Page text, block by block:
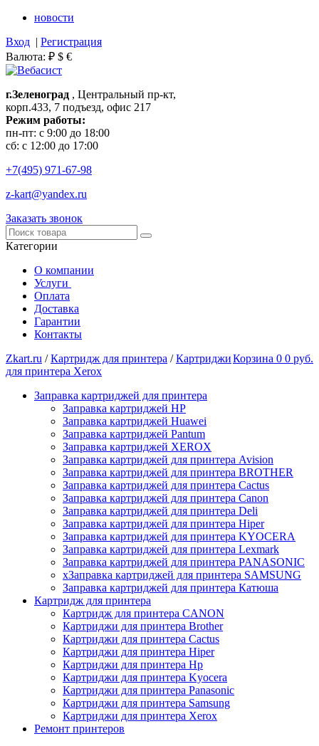
новости
Вход | Регистрация
Валюта: ₽ $ €
г.Зеленоград , Центральный пр-кт,
корп.433, 7 подъезд, офис 217
Режим работы:
пн-пт: с 9:00 до 18:00
сб: с 12:00 до 17:00
+7(495) 971-67-98
z-kart@yandex.ru
Заказать звонок
Категории
О компании
Услуги
Оплата
Доставка
Гарантии
Контакты
Корзина 0 0 руб.
Zkart.ru /Картридж для принтера /Картриджи
для принтера Xerox
Заправка картриджей для принтера
Заправка картриджей HP
Заправка картриджей Huawei
Заправка картриджей Pantum
Заправка картриджей XEROX
Заправка картриджей для принтера Avision
Заправка картриджей для принтера BROTHER
Заправка картриджей для принтера Cactus
Заправка картриджей для принтера Canon
Заправка картриджей для принтера Deli
Заправка картриджей для принтера Hiper
Заправка картриджей для принтера KYOCERA
Заправка картриджей для принтера Lexmark
Заправка картриджей для принтера PANASONIC
xЗаправка картриджей для принтера SAMSUNG
Заправка картриджей для принтера Катюша
Картридж для принтера
Картридж для принтера CANON
Картриджи для принтера Brother
Картриджи для принтера Cactus
Картриджи для принтера Hiper
Картриджи для принтера Hp
Картриджи для принтера Kyocera
Картриджи для принтера Panasonic
Картриджи для принтера Samsung
Картриджи для принтера Xerox
Ремонт принтеров